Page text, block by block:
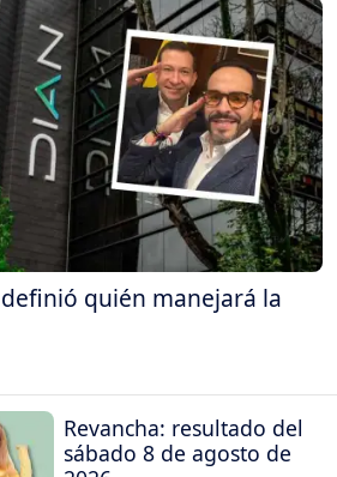
quién manejará la
Revancha: resultado del
sábado 8 de agosto de